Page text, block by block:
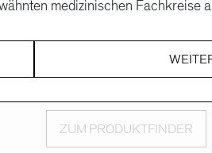
ZUM PRODUKTFINDER
medizinischen Fachkreise